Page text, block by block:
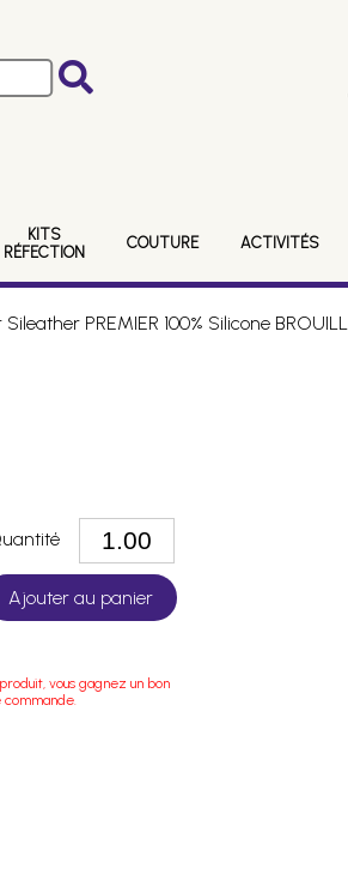
KITS
RÉFECTION
COUTURE ACTIVITÉS
PREMIER 100% Silicone
Ajouter au panier
vous gagnez un bon